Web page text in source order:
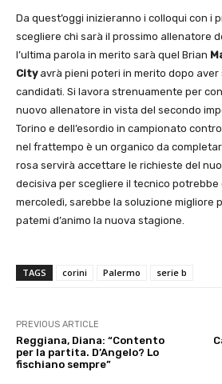
Da quest’oggi inizieranno i colloqui con i
scegliere chi sarà il prossimo allenatore
l’ultima parola in merito sarà quel Brian
Cityavrà pieni poteri in merito dopo
candidati. Si lavora strenuamente per
nuovo allenatore in vista del secondo
Torino e dell’esordio in campionato
nel frattempo è un organico da
rosa servirà accettare le richieste del
decisiva per scegliere il tecnico potrebbe
mercoledì, sarebbe la soluzione migliore
patemi d’animo la nuova stagione.
TAGS corini Palermo serie b
PREVIOUS ARTICLE
Reggiana, Diana: “Contento
per la partita. D’Angelo? Lo
fischiano sempre”